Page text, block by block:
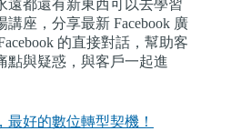
遠都還有新東西可以去學習
座，分享最新 Facebook 廣
的直接對話，幫助客
點與疑惑，與客戶一起進
最好的數位轉型契機！